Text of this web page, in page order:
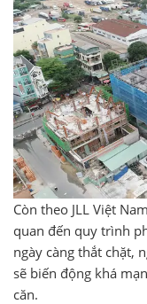
Còn theo JLL Việt
quan đến quy trình
ngày càng thắt chặt,
sẽ biến động khá
căn.